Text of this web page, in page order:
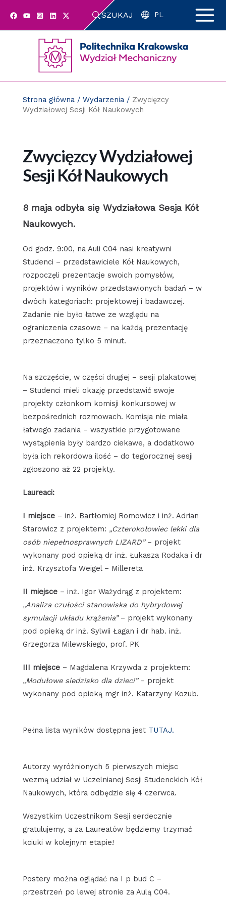
SZUKAJ PL
Strona główna/ Wydarzenia/ Zwycięzcy
Wydziałowej Sesji Kół Naukowych
Zwycięzcy Wydziałowej
Sesji Kół Naukowych
8 maja odbyła się Wydziałowa Sesja Kół
Naukowych.
Od godz. 9:00, na Auli C04 nasi kreatywni
Studenci – przedstawiciele Kół Naukowych,
rozpoczęli prezentacje swoich pomysłów,
projektów i wyników przedstawionych badań – w
dwóch kategoriach: projektowej i badawczej.
Zadanie nie było łatwe ze względu na
ograniczenia czasowe – na każdą prezentację
przeznaczono tylko 5 minut.
Na szczęście, w części drugiej – sesji plakatowej
– Studenci mieli okazję przedstawić swoje
projekty członkom komisji konkursowej w
bezpośrednich rozmowach. Komisja nie miała
łatwego zadania – wszystkie przygotowane
wystąpienia były bardzo ciekawe, a dodatkowo
była ich rekordowa ilość – do tegorocznej sesji
zgłoszono aż 22 projekty.
Laureaci:
I miejsce– inż. Bartłomiej Romowicz i inż. Adrian
Starowicz z projektem: „Czterokołowiec lekki dla
osób niepełnosprawnych LIZARD”– projekt
wykonany pod opieką dr inż. Łukasza Rodaka i dr
inż. Krzysztofa Weigel – Millereta
II miejsce– inż. Igor Ważydrąg z projektem:
„Analiza czułości stanowiska do hybrydowej
symulacji układu krążenia”– projekt wykonany
pod opieką dr inż. Sylwii Łagan i dr hab. inż.
Grzegorza Milewskiego, prof. PK
III miejsce– Magdalena Krzywda z projektem:
„Modułowe siedzisko dla dzieci”– projekt
wykonany pod opieką mgr inż. Katarzyny Kozub.
Pełna lista wyników dostępna jestTUTAJ.
Autorzy wyróżnionych 5 pierwszych miejsc
wezmą udział w Uczelnianej Sesji Studenckich Kół
Naukowych, która odbędzie się 4 czerwca.
Wszystkim Uczestnikom Sesji serdecznie
gratulujemy, a za Laureatów będziemy trzymać
kciuki w kolejnym etapie!
Postery można oglądać na I p bud C –
przestrzeń po lewej stronie za Aulą C04.